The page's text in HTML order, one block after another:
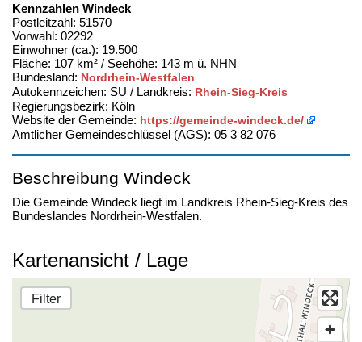
Kennzahlen Windeck
Postleitzahl: 51570
Vorwahl: 02292
Einwohner (ca.): 19.500
Fläche: 107 km² / Seehöhe: 143 m ü. NHN
Bundesland: Nordrhein-Westfalen
Autokennzeichen: SU / Landkreis: Rhein-Sieg-Kreis
Regierungsbezirk: Köln
Website der Gemeinde: https://gemeinde-windeck.de/
Amtlicher Gemeindeschlüssel (AGS): 05 3 82 076
Beschreibung Windeck
Die Gemeinde Windeck liegt im Landkreis Rhein-Sieg-Kreis des
Bundeslandes Nordrhein-Westfalen.
Kartenansicht / Lage
Filter